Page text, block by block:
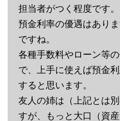
担当者がつく程度です。
預金利率の優遇はあり
ですね。
各種手数料やローン等
で、上手に使えば預金
すると思います。
友人の姉は（上記とは
すが、もっと大口（資